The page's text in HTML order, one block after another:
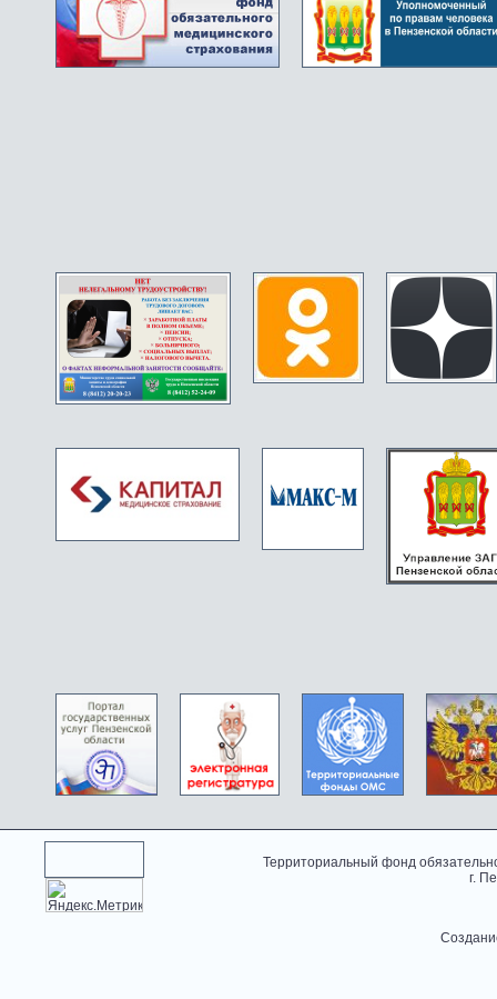
Территориальный фонд
г.